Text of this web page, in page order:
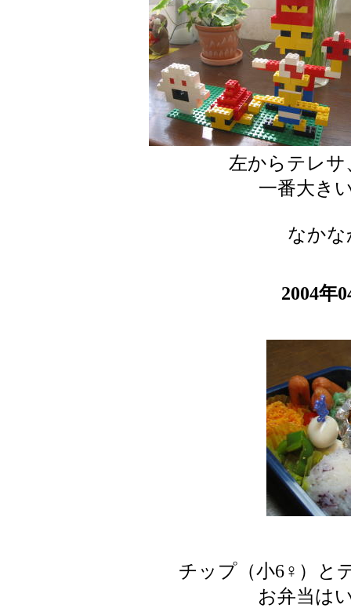
左からテレ
一番大き
なかな
2004年
チップ（小6♀）と
お弁当は